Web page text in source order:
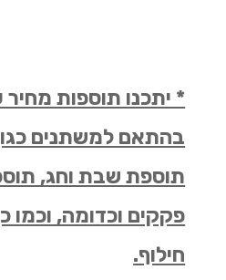
* יתכנו תוספות מחיר
בהתאם למשתנים
תוספת שבת וחג,
פקקים וכדומה, וכמו
חילוף.